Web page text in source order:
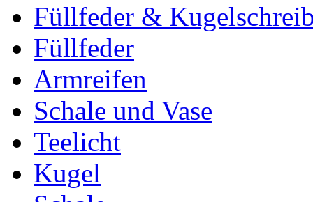
Füllfeder &
Füllfeder
Armreifen
Schale und Vase
Teelicht
Kugel